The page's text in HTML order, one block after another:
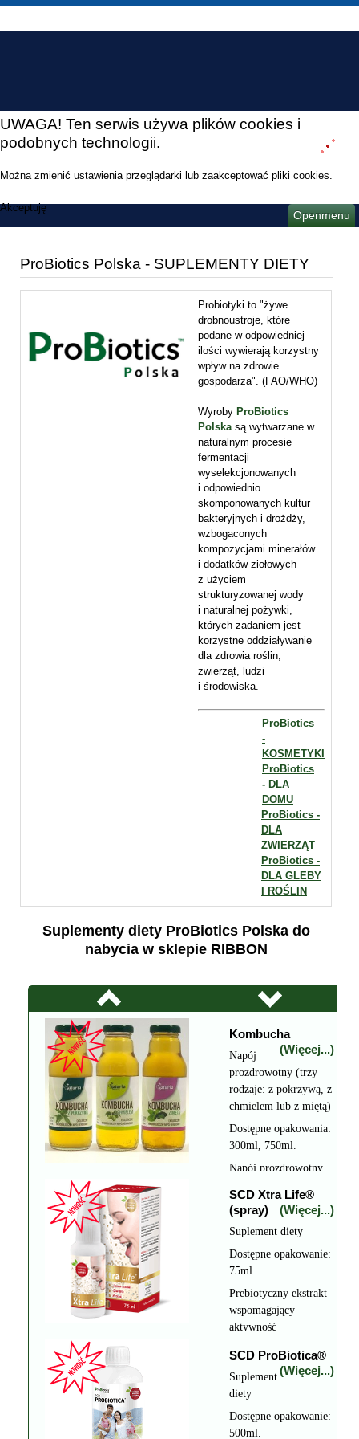
UWAGA! Ten serwis używa plików cookies i
podobnych technologii.
Można zmienić ustawienia przeglądarki lub zaakceptować pliki cookies.
Akceptuję
Openmenu
ProBiotics Polska - SUPLEMENTY DIETY
Probiotyki to "żywe
drobnoustroje, które
podane w odpowiedniej
ilości wywierają korzystny
wpływ na zdrowie
gospodarza". (FAO/WHO)
Wyroby ProBiotics
Polska są wytwarzane w
naturalnym procesie
fermentacji
wyselekcjonowanych
i odpowiednio
skomponowanych kultur
bakteryjnych i drożdży,
wzbogaconych
kompozycjami minerałów
i dodatków ziołowych
z użyciem
strukturyzowanej wody
i naturalnej pożywki,
których zadaniem jest
korzystne oddziaływanie
dla zdrowia roślin,
zwierząt, ludzi
i środowiska.
ProBiotics
-
KOSMETYKI
ProBiotics
- DLA
DOMU
ProBiotics -
DLA
ZWIERZĄT
ProBiotics -
DLA GLEBY
I ROŚLIN
Suplementy diety ProBiotics Polska do
nabycia w sklepie RIBBON
Kombucha
(Więcej...)
Napój
prozdrowotny (trzy
rodzaje: z pokrzywą, z
chmielem lub z miętą)
Dostępne opakowania:
300ml, 750ml.
Napój prozdrowotny
fermentacji zielonej
herbaty z grzybkiem
herbacianym
(grzybkiem
japońskim) kombucha.
SCD Xtra Life®
(spray)
(Więcej...)
Suplement diety
Dostępne opakowanie:
75ml.
Prebiotyczny ekstrakt
wspomagający
aktywność
mikroorganizmów w
jamie ustnej, gardle i
krtani. (GIS-BŻ-
Ż-4230-1519-
4/MM/09)
SCD ProBiotica®
(Więcej...)
Suplement
diety
Dostępne opakowanie:
500ml.